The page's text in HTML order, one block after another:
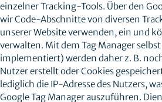
einzelner Tracking-Tools. Über den
wir Code-Abschnitte von diversen
unserer Website verwenden, ein und
verwalten. Mit dem Tag Manager selbst
implementiert) werden daher z. B.
Nutzer erstellt oder Cookies
lediglich die IP-Adresse des Nutzers,
Google Tag Manager auszuführen.